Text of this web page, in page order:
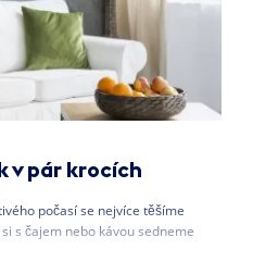
v pár krocích
počasí se nejvíce těšíme
s čajem nebo kávou sedneme